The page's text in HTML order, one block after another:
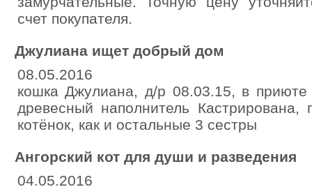
счет покупателя.
Джулиана ищет добрый дом
08.05.2016
кошка Джулиана, д/р 08.03.15, в
древесный наполнитель
котёнок, как и остальные 3 сестры
Ангорский кот для души и разведения
04.05.2016